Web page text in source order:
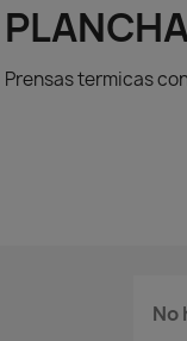
Prensas termicas
No